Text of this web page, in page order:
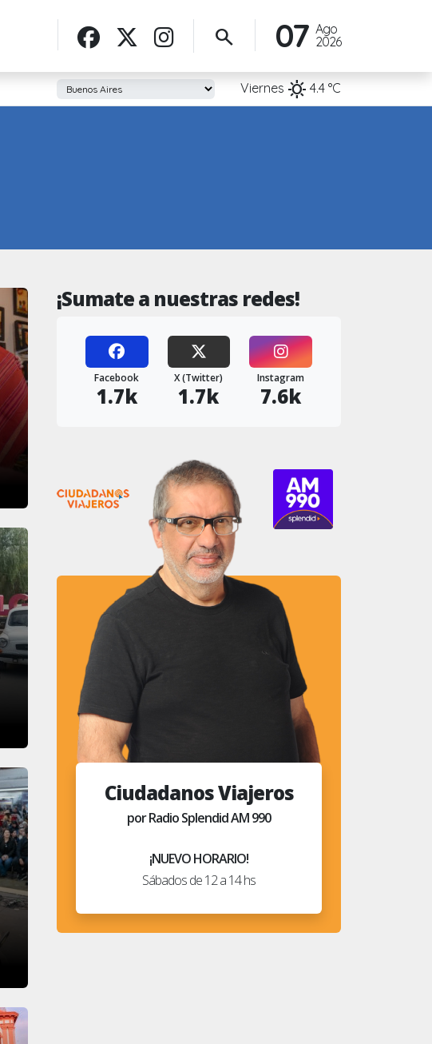
Ago
2026
07
search
Viernes sunny 4.4°C
¡Sumate a nuestras redes!
Facebook
1.7k
X (Twitter)
1.7k
Instagram
7.6k
Ciudadanos Viajeros
por Radio Splendid AM 990
¡NUEVO HORARIO!
Sábados de 12 a 14 hs